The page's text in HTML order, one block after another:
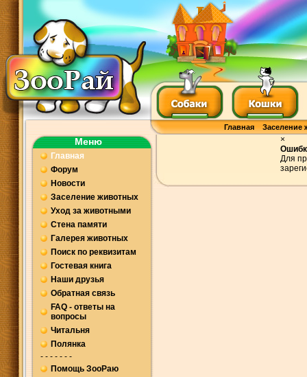
Главная Заселение
Меню
Главная
Форум
Новости
Заселение животных
Уход за животными
Стена памяти
Галерея животных
Поиск по реквизитам
Гостевая книга
Наши друзья
Обратная связь
FAQ - ответы на
вопросы
Читальня
Полянка
- - - - - - -
Помощь ЗооРаю
×
Для